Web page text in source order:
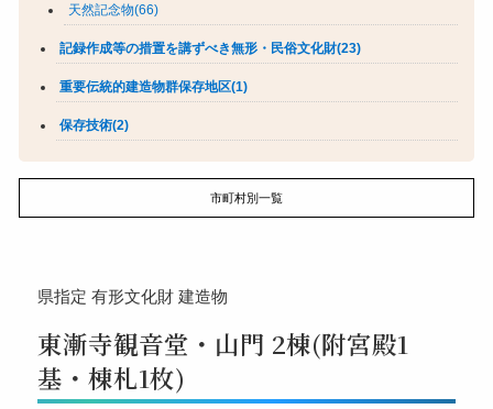
天然記念物(66)
記録作成等の措置を講ずべき無形・民俗文化財(23)
重要伝統的建造物群保存地区(1)
保存技術(2)
市町村別一覧
県指定 有形文化財 建造物
東漸寺観音堂・山門 2棟(附宮殿1
基・棟札1枚)